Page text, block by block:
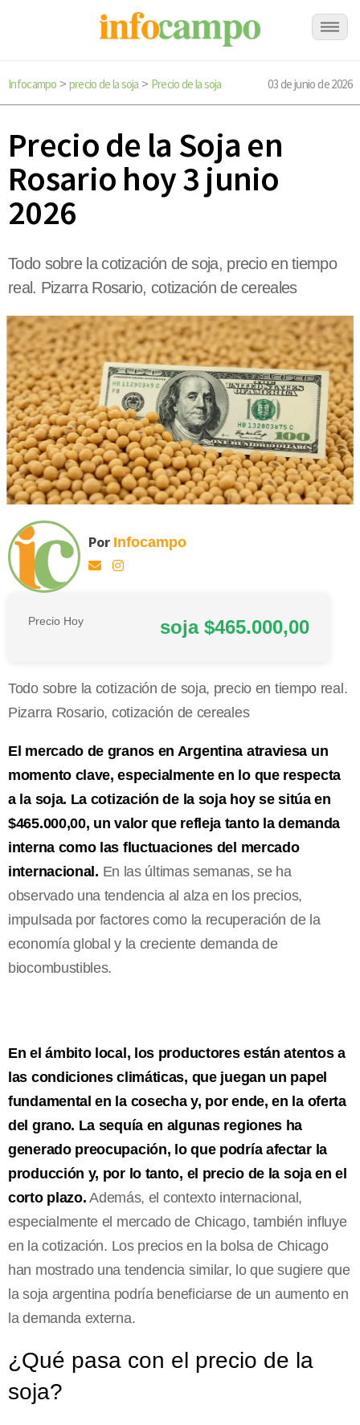
Infocampo > precio de la soja > Precio de la soja 03 de junio de 2026
Precio de la Soja en
Rosario hoy 3 junio
2026
Todo sobre la cotización de soja, precio en tiempo
real. Pizarra Rosario, cotización de cereales
Por Infocampo
Precio Hoy soja $465.000,00
Todo sobre la cotización de soja, precio en tiempo real.
Pizarra Rosario, cotización de cereales
El mercado de granos en Argentina atraviesa un
momento clave, especialmente en lo que respecta
a la soja. La cotización de la soja hoy se sitúa en
$465.000,00, un valor que refleja tanto la demanda
interna como las fluctuaciones del mercado
internacional. En las últimas semanas, se ha
observado una tendencia al alza en los precios,
impulsada por factores como la recuperación de la
economía global y la creciente demanda de
biocombustibles.
En el ámbito local, los productores están atentos a
las condiciones climáticas, que juegan un papel
fundamental en la cosecha y, por ende, en la oferta
del grano. La sequía en algunas regiones ha
generado preocupación, lo que podría afectar la
producción y, por lo tanto, el precio de la soja en el
corto plazo. Además, el contexto internacional,
especialmente el mercado de Chicago, también influye
en la cotización. Los precios en la bolsa de Chicago
han mostrado una tendencia similar, lo que sugiere que
la soja argentina podría beneficiarse de un aumento en
la demanda externa.
¿Qué pasa con el precio de la
soja?